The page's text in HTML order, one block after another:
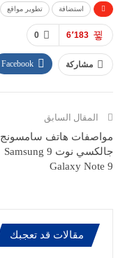
استضافة تطوير مواقع
0 6٬183
مشاركة Facebook
االبريد الالكتروني
المقال السابق
مواصفات هاتف سامسونج
جالكسي نوت 9 Samsung
Galaxy Note 9
مقالات قد تعجبك